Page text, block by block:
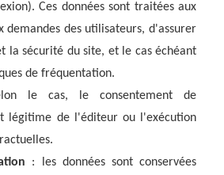
Ces données sont traitées aux
demandes des utilisateurs, d'assurer
la sécurité du site, et le cas échéant
de fréquentation.
le cas, le consentement de
légitime de l'éditeur ou l'exécution
: les données sont conservées